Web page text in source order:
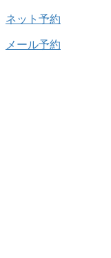
ネット予約
メール予約